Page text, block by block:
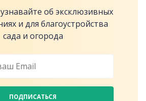
об эксклюзивных
и для благоустройства
сада и огорода
ПОДПИСАТЬСЯ